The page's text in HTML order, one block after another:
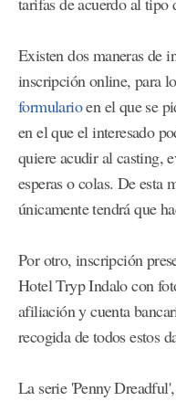
Existen dos maneras de
inscripción online, para
formularioen el que se
en el que el interesado
quiere acudir al casting,
esperas o colas. De esta
únicamente tendrá que
Por otro, inscripción
Hotel Tryp Indalo con
afiliación y cuenta
recogida de todos estos
La serie 'Penny